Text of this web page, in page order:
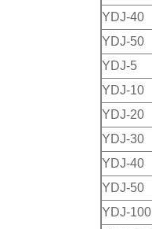
YDJ-40
YDJ-50
YDJ-5
YDJ-10
YDJ-20
YDJ-30
YDJ-40
YDJ-50
YDJ-100